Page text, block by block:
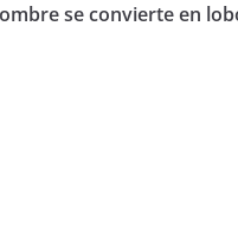
se convierte en